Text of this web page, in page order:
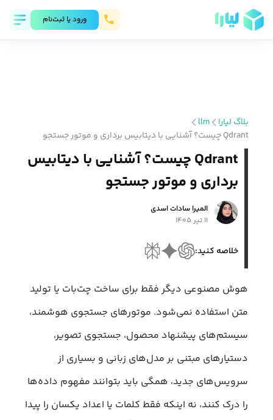
ورود يا ثبت‌نام
بلاگ لیارا
llm
Qdrant چیست؟ آشنایی با دیتابیس برداری و موتور جستجو
Qdrant چیست؟ آشنایی با دیتابیس
برداری و موتور جستجو
المیرا سادات اسدی
۱۱ تیر ۱۴۰۵
خلاصه کنید:
هوش مصنوعی دیگر فقط برای ساخت چت‌بات یا تولید
متن استفاده نمی‌شود. موتورهای جستجوی هوشمند،
سیستم‌های پیشنهاد محصول، جستجوی تصویر،
دستیارهای مبتنی بر مدل‌های زبانی و بسیاری از
سرویس‌های جدید، همگی باید بتوانند مفهوم داده‌ها
را درک کنند، نه اینکه فقط کلمات یا اعداد یکسان را پیدا